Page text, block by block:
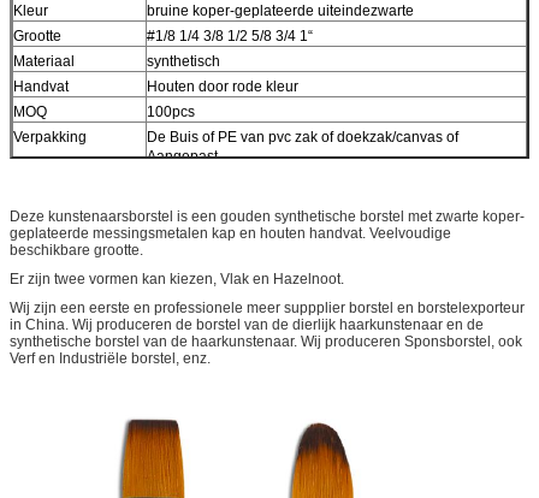
Kleur
bruine koper-geplateerde uiteindezwarte
Grootte
#1/8 1/4 3/8 1/2 5/8 3/4 1“
Materiaal
synthetisch
Handvat
Houten door rode kleur
MOQ
100pcs
Verpakking
De Buis of PE van pvc zak of doekzak/canvas of
Aangepast
Deze kunstenaarsborstel is een gouden synthetische borstel met zwarte koper-
geplateerde messingsmetalen kap en houten handvat. Veelvoudige
beschikbare grootte.
Er zijn twee vormen kan kiezen, Vlak en Hazelnoot.
Wij zijn een eerste en professionele meer suppplier borstel en borstelexporteur
in China. Wij produceren de borstel van de dierlijk haarkunstenaar en de
synthetische borstel van de haarkunstenaar. Wij produceren Sponsborstel, ook
Verf en Industriële borstel, enz.